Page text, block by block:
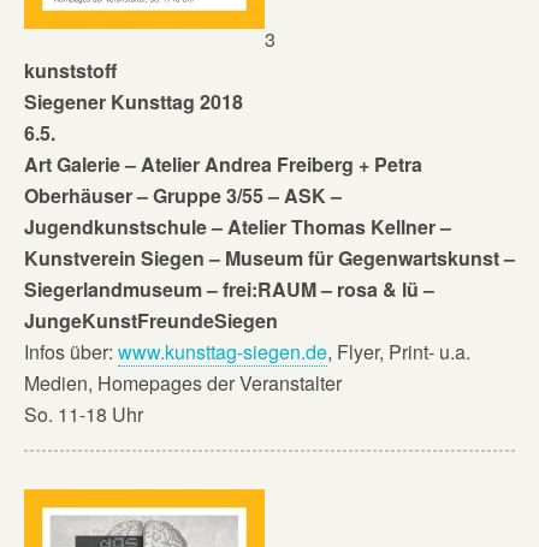
3
kunststoff
Siegener Kunsttag 2018
6.5.
Art Galerie – Atelier Andrea Freiberg + Petra
Oberhäuser – Gruppe 3/55 – ASK –
Jugendkunstschule – Atelier Thomas Kellner –
Kunstverein Siegen – Museum für Gegenwartskunst –
Siegerlandmuseum – frei:RAUM – rosa & lü –
JungeKunstFreundeSiegen
Infos über: www.kunsttag-siegen.de, Flyer, Print- u.a.
Medien, Homepages der Veranstalter
So. 11-18 Uhr